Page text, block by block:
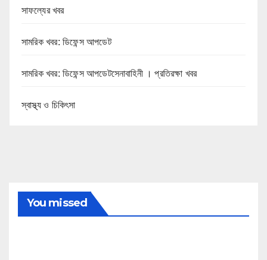
সাফল্যের খবর
সামরিক খবর: ডিফেন্স আপডেট
সামরিক খবর: ডিফেন্স আপডেটসেনাবাহিনী । প্রতিরক্ষা খবর
স্বাস্থ্য ও চিকিৎসা
You missed